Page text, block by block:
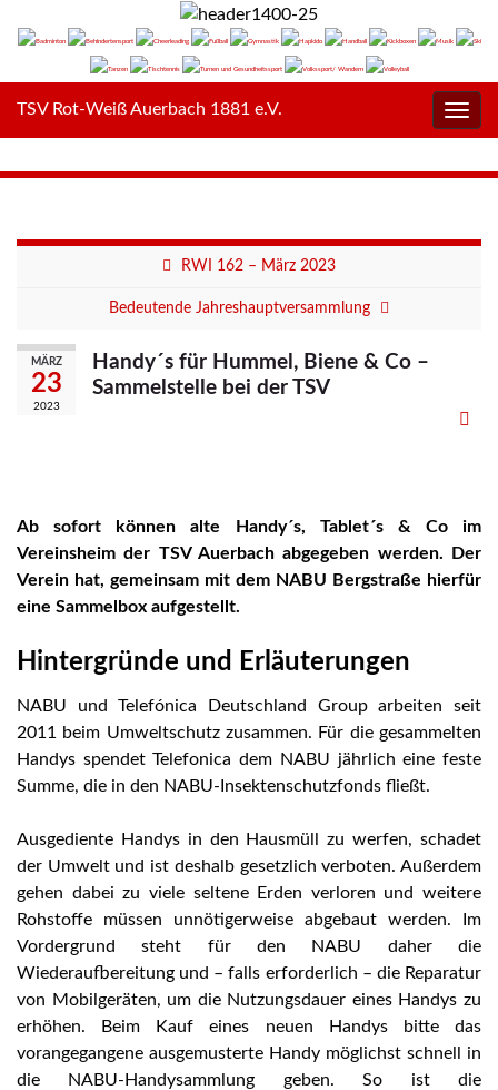
TSV Rot-Weiß Auerbach 1881 e.V.
RWI 162 – März 2023
Bedeutende Jahreshauptversammlung
MÄRZ
23
2023
Handy´s für Hummel, Biene & Co –
Sammelstelle bei der TSV
Ab sofort können alte Handy´s, Tablet´s & Co im
Vereinsheim der TSV Auerbach abgegeben werden. Der
Verein hat, gemeinsam mit dem NABU Bergstraße hierfür
eine Sammelbox aufgestellt.
Hintergründe und Erläuterungen
NABU und Telefónica Deutschland Group arbeiten seit
2011 beim Umweltschutz zusammen. Für die gesammelten
Handys spendet Telefonica dem NABU jährlich eine feste
Summe, die in den NABU-Insektenschutzfonds fließt.
Ausgediente Handys in den Hausmüll zu werfen, schadet
der Umwelt und ist deshalb gesetzlich verboten. Außerdem
gehen dabei zu viele seltene Erden verloren und weitere
Rohstoffe müssen unnötigerweise abgebaut werden. Im
Vordergrund steht für den NABU daher die
Wiederaufbereitung und – falls erforderlich – die Reparatur
von Mobilgeräten, um die Nutzungsdauer eines Handys zu
erhöhen. Beim Kauf eines neuen Handys bitte das
vorangegangene ausgemusterte Handy möglichst schnell in
die NABU-Handysammlung geben. So ist die